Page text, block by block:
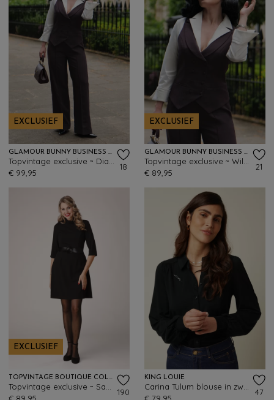
EXCLUSIEF
GLAMOUR BUNNY BUSINESS BABE
€ 99,95
18
EXCLUSIEF
GLAMOUR BUNNY BUSINESS BABE
€ 89,95
21
EXCLUSIEF
TOPVINTAGE BOUTIQUE COLLECTION
190
KING LOUIE
47